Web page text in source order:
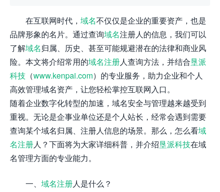
在互联网时代， 域名不仅仅是企业的重要资产，也是
品牌形象的名片。通过查询域名注册人的信息，我们可以
了解域名归属、历史、甚至可能规避潜在的法律和商业风
险。本文将介绍常用的域名注册人查询方法，并结合垦派
科技 （www.kenpai.com）的专业服务，助力企业和个人
高效管理域名资产，让您轻松掌控互联网入口。
随着企业数字化转型的加速，域名安全与管理越来越受到
重视。无论是企事业单位还是个人站长，经常会遇到需要
查询某个域名归属、注册人信息的场景。那么，怎么看域
名注册人？下面将为大家详细科普，并介绍垦派科技在域
名管理方面的专业能力。
一、 域名注册人是什么？